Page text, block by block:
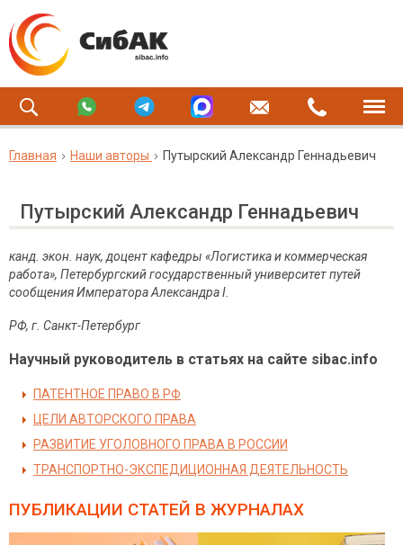
Главная Наши авторы Путырский Александр Геннадьевич
Путырский Александр Геннадьевич
канд. экон. наук, доцент кафедры «Логистика и коммерческая
работа», Петербургский государственный университет путей
сообщения Императора Александра I.
РФ, г. Санкт-Петербург
Научный руководитель в статьях на сайте sibac.info
ПАТЕНТНОЕ ПРАВО В РФ
ЦЕЛИ АВТОРСКОГО ПРАВА
РАЗВИТИЕ УГОЛОВНОГО ПРАВА В РОССИИ
ТРАНСПОРТНО-ЭКСПЕДИЦИОННАЯ ДЕЯТЕЛЬНОСТЬ
ПУБЛИКАЦИИ СТАТЕЙ В ЖУРНАЛАХ